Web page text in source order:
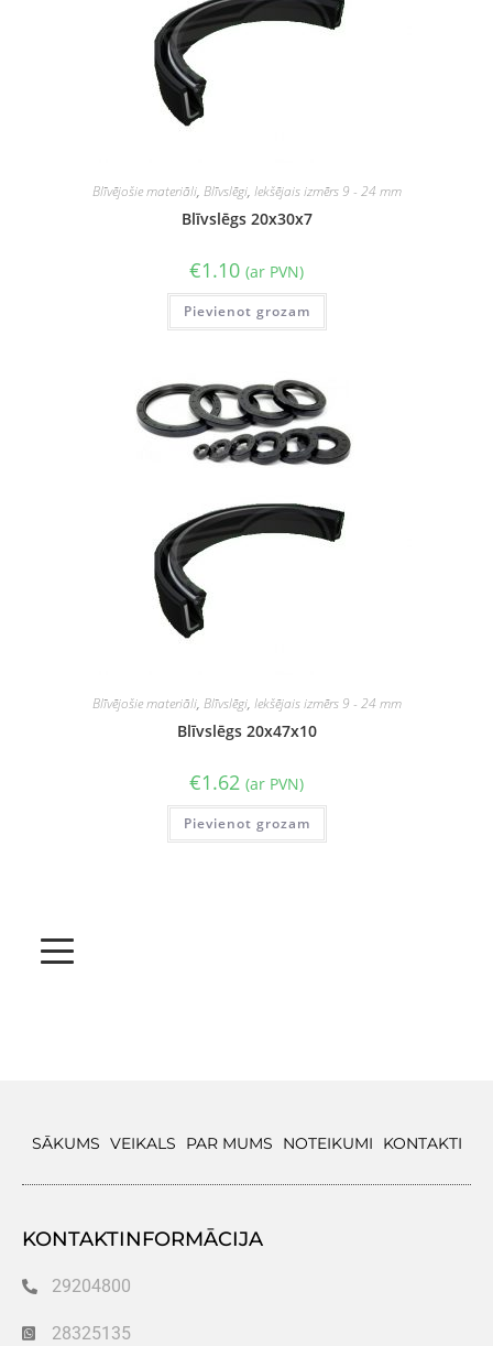
Blīvējošie materiāli, Blīvslēgi, Iekšējais izmērs 9 - 24 mm
Blīvslēgs 20x30x7
€1.10 (ar PVN)
Pievienot grozam
Blīvējošie materiāli, Blīvslēgi, Iekšējais izmērs 9 - 24 mm
Blīvslēgs 20x47x10
€1.62 (ar PVN)
Pievienot grozam
SĀKUMS VEIKALS PAR MUMS NOTEIKUMI KONTAKTI
KONTAKTINFORMĀCIJA
29204800
28325135